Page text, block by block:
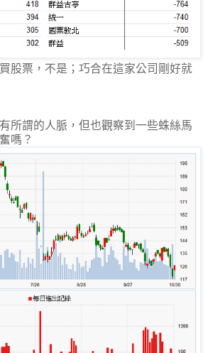
股票，不是；巧合在這家公司剛好就
所謂的人脈，但也觀察到一些蛛絲馬
嗎？